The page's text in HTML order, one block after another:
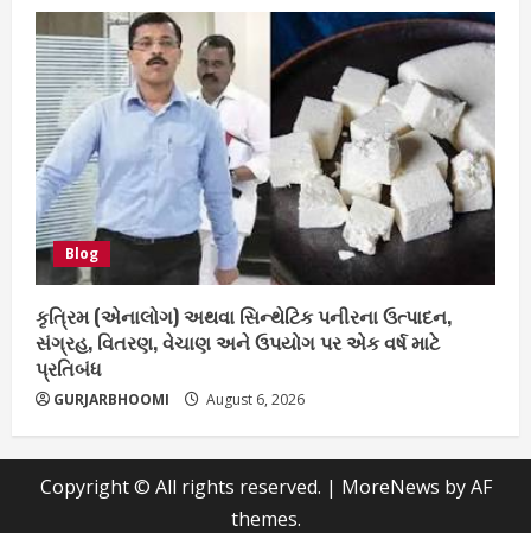
Blog
કૃત્રિમ (એનાલોગ) અથવા સિન્થેટિક પનીરના ઉત્પાદન,
સંગ્રહ, વિતરણ, વેચાણ અને ઉપયોગ પર એક વર્ષ માટે
પ્રતિબંધ
GURJARBHOOMI August 6, 2026
Copyright © All rights reserved. | MoreNews by AF
themes.